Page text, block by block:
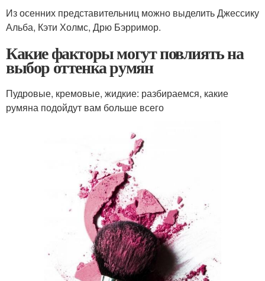
Из осенних представительниц можно выделить Джессику
Альба, Кэти Холмс, Дрю Бэрримор.
Какие факторы могут повлиять на
выбор оттенка румян
Пудровые, кремовые, жидкие: разбираемся, какие
румяна подойдут вам больше всего